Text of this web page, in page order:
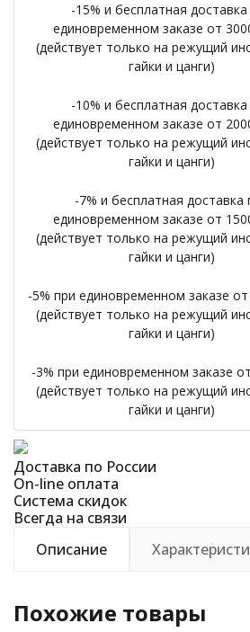
-15% и бесплатная доставка
единовременном заказе от
(действует только на режущий
гайки и цанги)
-10% и бесплатная доставка
единовременном заказе от
(действует только на режущий
гайки и цанги)
-7% и бесплатная доставка
единовременном заказе от
(действует только на режущий
гайки и цанги)
-5% при единовременном заказе
(действует только на режущий
гайки и цанги)
-3% при единовременном заказе
(действует только на режущий
гайки и цанги)
Доставка по России
On-line оплата
Система скидок
Всегда на связи
Описание
Похожие товары